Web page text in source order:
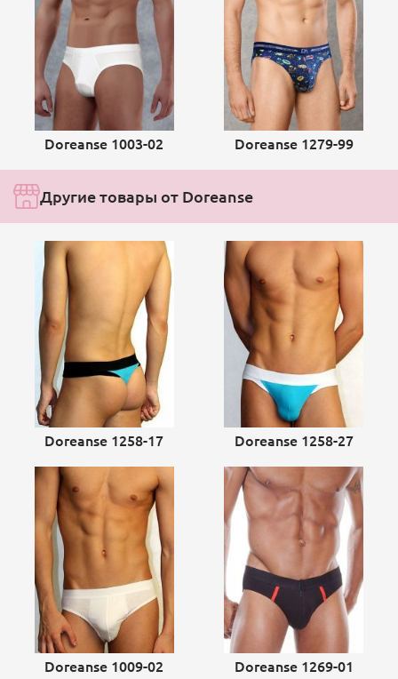
Doreanse 1003-02 Doreanse 1279-99
Другие товары от Doreanse
Doreanse 1258-17 Doreanse 1258-27
Doreanse 1009-02 Doreanse 1269-01